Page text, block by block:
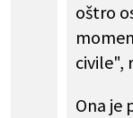
oštro
civile",
Ona je